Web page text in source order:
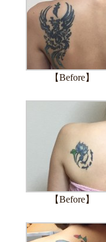
【Before】
【Before】